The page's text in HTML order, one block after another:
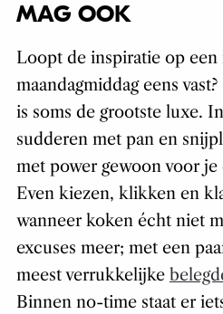
MAG OOK
Loopt de inspiratie op een
maandagmiddag eens
is soms de grootste luxe.
sudderen met pan en
met power gewoon voor
Even kiezen, klikken en
wanneer koken écht niet
excuses meer; met een
meest verrukkelijke
Binnen no-time staat er